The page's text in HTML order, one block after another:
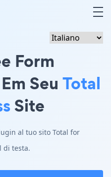
Form
Seu Total
Site
al tuo sito Total for
di testa.